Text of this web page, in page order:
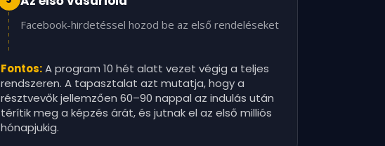
Facebook-hirdetéssel hozod be az első rendeléseket
Fontos:A program 10 hét alatt vezet végig a teljes
rendszeren. A tapasztalat azt mutatja, hogy a
résztvevők jellemzően 60–90 nappal az indulás után
térítik meg a képzés árát, és jutnak el az első milliós
hónapjukig.